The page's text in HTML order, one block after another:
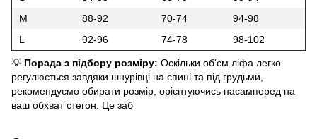
M
88-92 70-74
94-98
L
92-96 74-78 98-102
💡 Порада з підбору розміру: Оскільки об'єм ліфа легко
регулюється завдяки шнурівці на спині та під грудьми,
рекомендуємо обирати розмір, орієнтуючись насамперед на
ваш обхват стегон. Це заб